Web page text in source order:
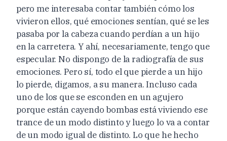
pero me interesaba contar también cómo los
vivieron ellos, qué emociones sentían, qué se les
pasaba por la cabeza cuando perdían a un hijo
en la carretera. Y ahí, necesariamente, tengo que
especular. No dispongo de la radiografía de sus
emociones. Pero sí, todo el que pierde a un hijo
lo pierde, digamos, a su manera. Incluso cada
uno de los que se esconden en un agujero
porque están cayendo bombas está viviendo ese
trance de un modo distinto y luego lo va a contar
de un modo igual de distinto. Lo que he hecho